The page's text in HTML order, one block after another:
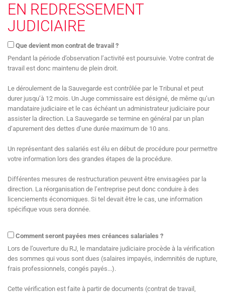
EN REDRESSEMENT
JUDICIAIRE
Que devient mon contrat de travail ?
Pendant la période d’observation l’activité est poursuivie. Votre contrat de
travail est donc maintenu de plein droit.
Le déroulement de la Sauvegarde est contrôlée par le Tribunal et peut
durer jusqu’à 12 mois. Un Juge commissaire est désigné, de même qu’un
mandataire judiciaire et le cas échéant un administrateur judiciaire pour
assister la direction. La Sauvegarde se termine en général par un plan
d’apurement des dettes d’une durée maximum de 10 ans.
Un représentant des salariés est élu en début de procédure pour permettre
votre information lors des grandes étapes de la procédure.
Différentes mesures de restructuration peuvent être envisagées par la
direction. La réorganisation de l’entreprise peut donc conduire à des
licenciements économiques. Si tel devait être le cas, une information
spécifique vous sera donnée.
Comment seront payées mes créances salariales ?
Lors de l’ouverture du RJ, le mandataire judiciaire procède à la vérification
des sommes qui vous sont dues (salaires impayés, indemnités de rupture,
frais professionnels, congés payés...).
Cette vérification est faite à partir de documents (contrat de travail,